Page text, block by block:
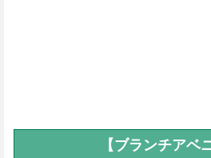
【ブランチアベ